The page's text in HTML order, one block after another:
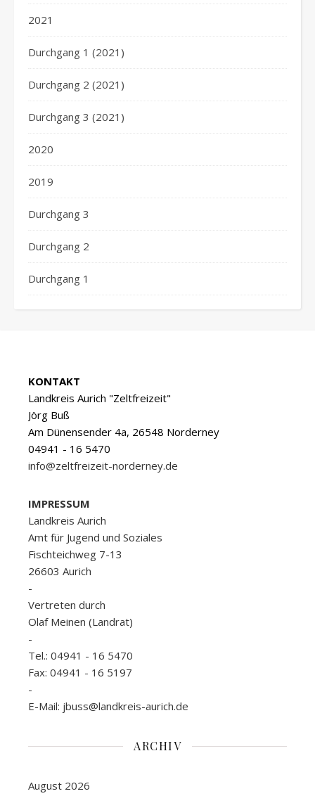
2021
Durchgang 1 (2021)
Durchgang 2 (2021)
Durchgang 3 (2021)
2020
2019
Durchgang 3
Durchgang 2
Durchgang 1
KONTAKT
Landkreis Aurich "Zeltfreizeit"
Jörg Buß
Am Dünensender 4a, 26548 Norderney
04941 - 16 5470
info@zeltfreizeit-norderney.de
IMPRESSUM
Landkreis Aurich
Amt für Jugend und Soziales
Fischteichweg 7-13
26603 Aurich
-
Vertreten durch
Olaf Meinen (Landrat)
-
Tel.: 04941 - 16 5470
Fax: 04941 - 16 5197
-
E-Mail: jbuss@landkreis-aurich.de
ARCHIV
August 2026